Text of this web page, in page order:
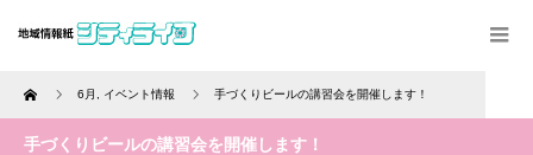
Home 6月 イベント情報 手づくりビールの講習会を開催します！
手づくりビールの講習会を開催します！